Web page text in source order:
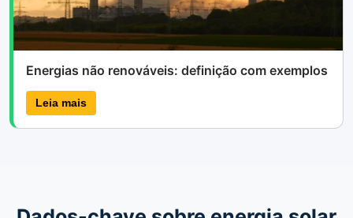
Energias não renováveis: definição com exemplos
Leia mais